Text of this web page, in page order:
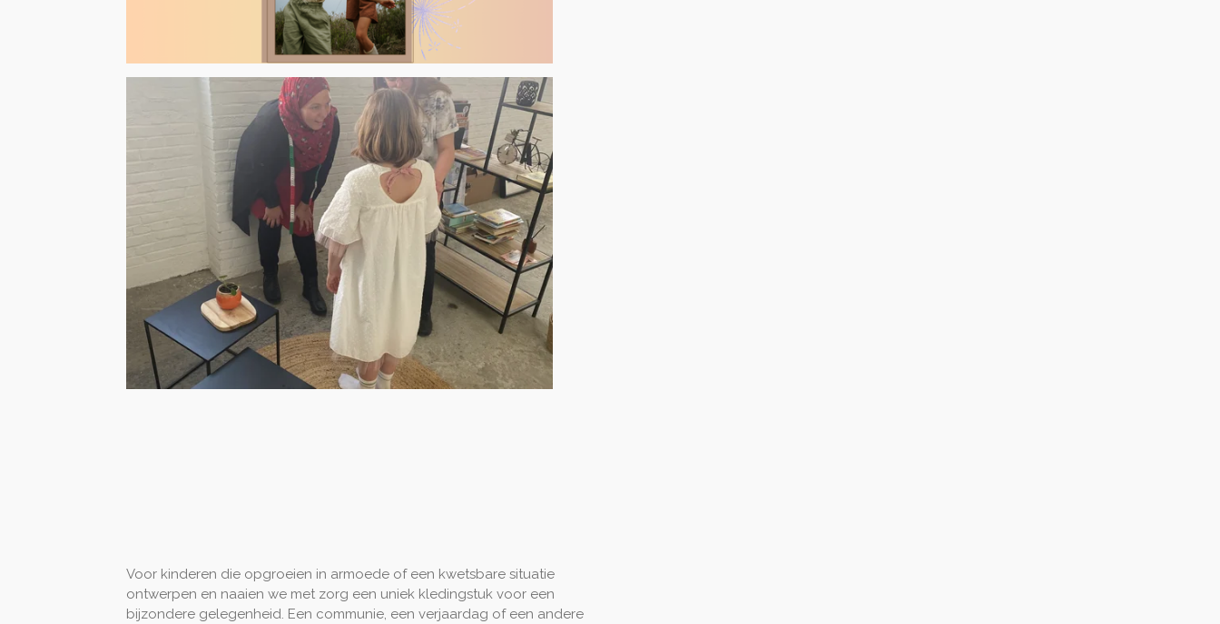
Voor kinderen die opgroeien in armoede of een kwetsbare situatie
ontwerpen en naaien we met zorg een uniek kledingstuk voor een
bijzondere gelegenheid. Een communie, een verjaardag of een andere